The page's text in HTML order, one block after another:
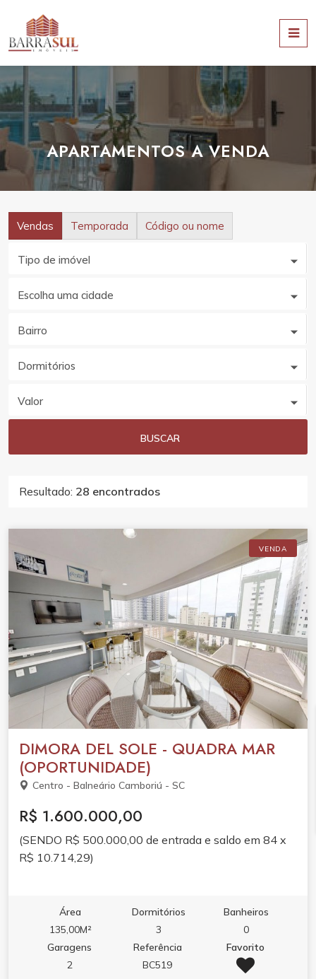
APARTAMENTOS A VENDA
Vendas Temporada Código ou nome
Tipo de imóvel
Escolha uma cidade
Bairro
Dormitórios
Valor
BUSCAR
Resultado: 28 encontrados
VENDA
DIMORA DEL SOLE - QUADRA MAR
(OPORTUNIDADE)
Centro - Balneário Camboriú - SC
R$ 1.600.000,00
(SENDO R$ 500.000,00 de entrada e saldo em 84 x
R$ 10.714,29)
Área
135,00M²
Dormitórios
3
Banheiros
0
Garagens
2
Referência
BC519
Favorito